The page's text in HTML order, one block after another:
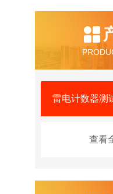
雷电计数器测
查看